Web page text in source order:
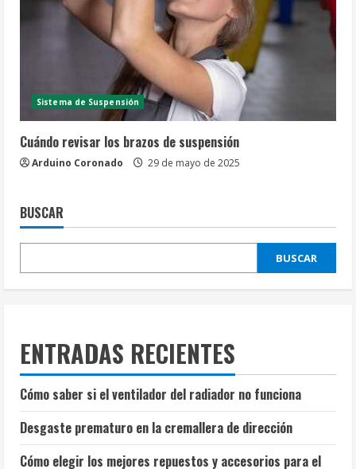
Sistema de Suspensión
Cuándo revisar los brazos de suspensión
Arduino Coronado 29 de mayo de 2025
BUSCAR
BUSCAR
ENTRADAS RECIENTES
Cómo saber si el ventilador del radiador no funciona
Desgaste prematuro en la cremallera de dirección
Cómo elegir los mejores repuestos y accesorios para el